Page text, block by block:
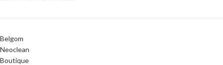
Belgom
Neoclean
Boutique